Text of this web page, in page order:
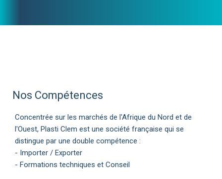
Nos Compétences
Concentrée sur les marchés de l'Afrique du Nord et de
l'Ouest, Plasti Clem est une société française qui se
distingue par une double compétence :
- Importer / Exporter
- Formations techniques et Conseil